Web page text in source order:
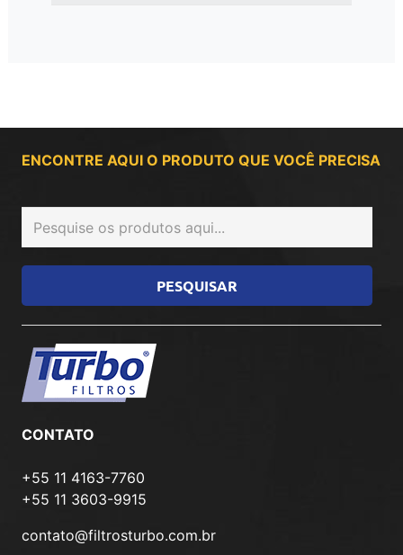
ENCONTRE AQUI O PRODUTO QUE VOCÊ PRECISA
CONTATO
+55 11 4163-7760
+55 11 3603-9915
contato@filtrosturbo.com.br